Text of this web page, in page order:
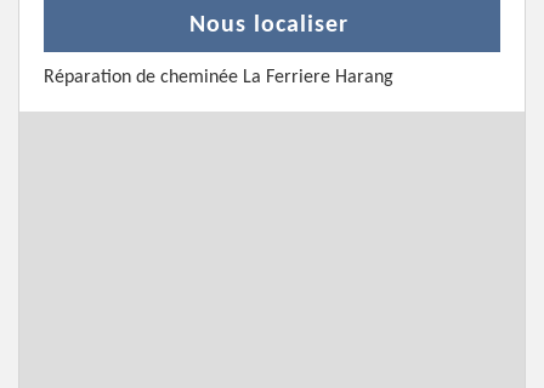
Nous localiser
Réparation de cheminée La Ferriere Harang